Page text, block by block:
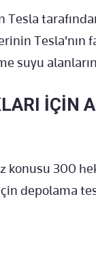
Tesla
Tesla'nın
suyu
İÇİN
konusu 300
depolama